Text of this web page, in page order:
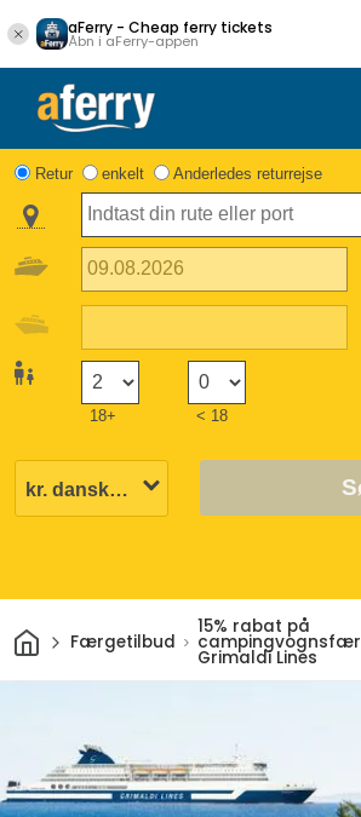
aFerry - Cheap ferry tickets
Åbn i aFerry-appen
Retur enkelt Anderledes returrejse
18+ < 18
HjemFærgetilbud
15% rabat på
Grimaldi Lines